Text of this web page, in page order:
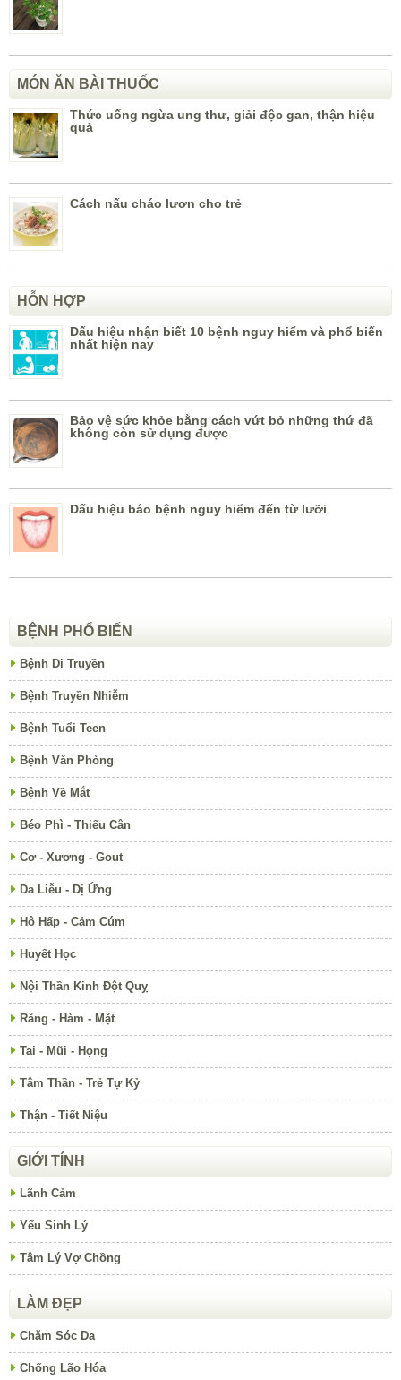
MÓN ĂN BÀI THUỐC
Thức uống ngừa ung thư, giải độc gan, thận hiệu
quả
Cách nấu cháo lươn cho trẻ
HỖN HỢP
Dấu hiệu nhận biết 10 bệnh nguy hiểm và phổ biến
nhất hiện nay
Bảo vệ sức khỏe bằng cách vứt bỏ những thứ đã
không còn sử dụng được
Dấu hiệu báo bệnh nguy hiểm đến từ lưỡi
BỆNH PHỔ BIẾN
Bệnh Di Truyền
Bệnh Truyền Nhiễm
Bệnh Tuổi Teen
Bệnh Văn Phòng
Bệnh Về Mắt
Béo Phì - Thiếu Cân
Cơ - Xương - Gout
Da Liễu - Dị Ứng
Hô Hấp - Cảm Cúm
Huyết Học
Nội Thần Kinh Đột Quỵ
Răng - Hàm - Mặt
Tai - Mũi - Họng
Tâm Thần - Trẻ Tự Kỷ
Thận - Tiết Niệu
GIỚI TÍNH
Lãnh Cảm
Yếu Sinh Lý
Tâm Lý Vợ Chồng
LÀM ĐẸP
Chăm Sóc Da
Chống Lão Hóa